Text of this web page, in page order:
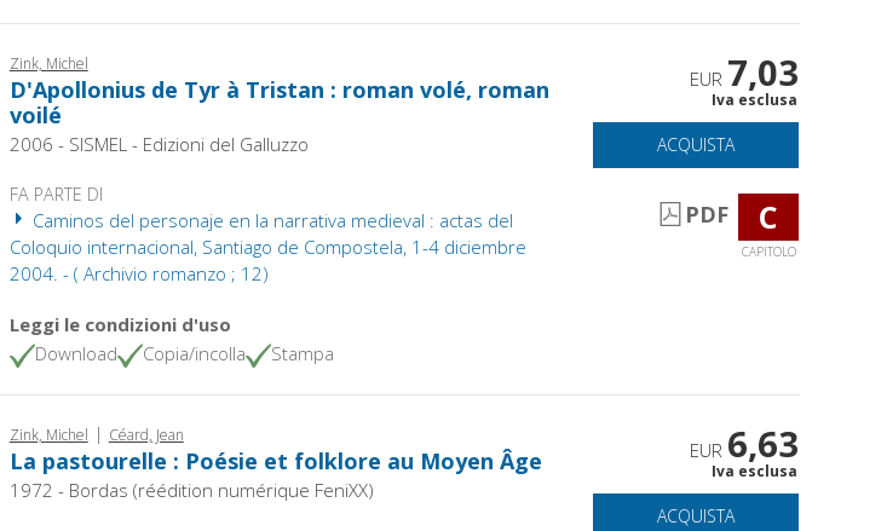
Zink, Michel
D'Apollonius de Tyr à Tristan : roman volé, roman
voilé
2006 - SISMEL - Edizioni del Galluzzo
FA PARTE DI
Caminos del personaje en la narrativa medieval : actas del
Coloquio internacional, Santiago de Compostela, 1-4 diciembre
2004. - ( Archivio romanzo ; 12)
Leggi le condizioni d'uso
Download
Copia/incolla Stampa
EUR 7,03
Iva esclusa
ACQUISTA
PDF C
CAPITOLO
Zink, Michel | Céard, Jean
La pastourelle : Poésie et folklore au Moyen Âge
1972 - Bordas (réédition numérique FeniXX)
EUR 6,63
Iva esclusa
ACQUISTA